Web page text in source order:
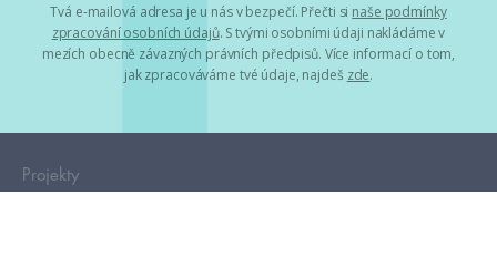
Tvá e-mailová adresa je u nás v bezpečí. Přečti si naše podmínky
zpracování osobních údajů. S tvými osobními údaji nakládáme v
mezích obecně závazných právních předpisů. Více informací o tom,
jak zpracováváme tvé údaje, najdeš zde.
Projekty